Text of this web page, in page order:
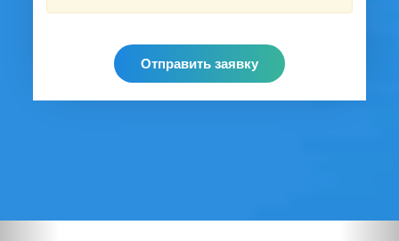
Отправить заявку